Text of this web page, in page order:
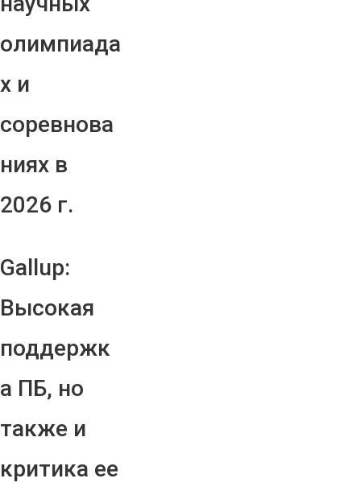
олимпиада
х и
соревнова
ниях в
2026 г.
Gallup:
Высокая
поддержк
а ПБ, но
также и
критика ее